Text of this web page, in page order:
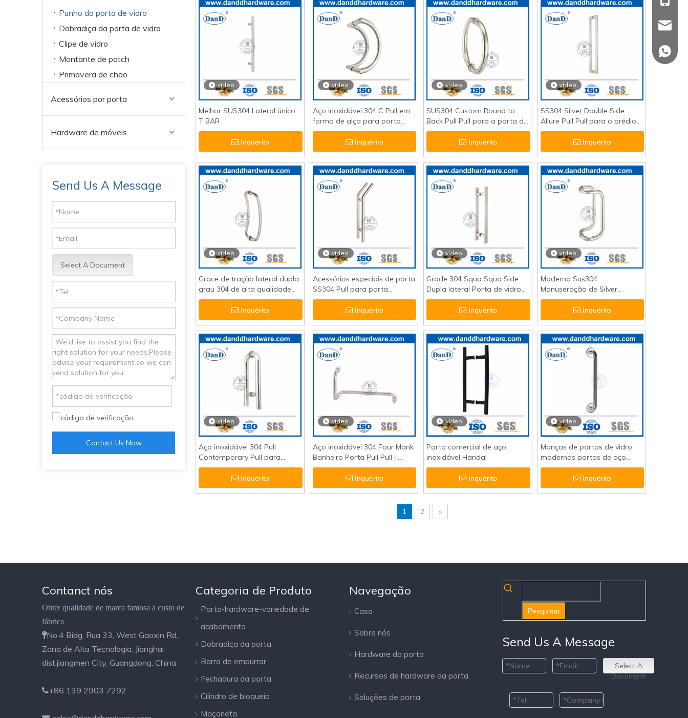
Punho da porta de vidro
Dobradiça da porta de vidro
Clipe de vidro
Montante de patch
Primavera de chão
Acessórios por porta
Hardware de móveis
Send Us A Message
Select A Document
Contact Us Now
vídeo
Melhor SUS304 Lateral único
T BAR
Inquérito
vídeo
Aço inoxidável 304 C Pull em
forma de alça para porta
comercial-DDPH003
Inquérito
vídeo
SUS304 Custom Round to
Back Pull Pull para a porta de
vidro DDPH008
Inquérito
vídeo
SS304 Silver Double Side
Allure Pull Pull para o prédio
de escritórios DDPH015
Inquérito
vídeo
Grace de tração lateral dupla
grau 304 de alta qualidade
para porta de metal-
Inquérito
vídeo
Acessórios especiais de porta
SS304 Pull para porta
composta de porta-ddph009
Inquérito
vídeo
Grade 304 Squa Squa Side
Dupla lateral Porta de vidro
Pull Handle-DDPH016
Inquérito
vídeo
Moderna Sus304
Manuseração de Silver
Cranked para porta
decorativa de vidro-ddph005
Inquérito
vídeo
Aço inoxidável 304 Pull
Contemporary Pull para
Super Market-DDPH010
Inquérito
vídeo
Aço inoxidável 304 Four Mank
Banheiro Porta Pull Pull –
DDPH018
Inquérito
vídeo
Porta comercial de aço
inoxidável Handal
Inquérito
vídeo
Manças de portas de vidro
modernas portas de aço
inoxidável lidado com puxão
deslizante DDPH019
Inquérito
1 2 »
Contanct nós
Obter qualidade de marca famosa a custo de
fábrica
No.4 Bidg, Rua 33, West Gaoxin Rd,
Zona de Alta Tecnologia, Jianghai
dist.jiangmen City, Guangdong, China
+86 139 2903 7292
Categoria de Produto
Porta-hardware-variedade de
acabamento
Dobradiça da porta
Barra de empurrar
Fechadura da porta
Cilindro de bloqueio
Maçaneta
Navegação
Casa
Sobre nós
Hardware da porta
Recursos de hardware da porta.
Soluções de porta
Pesquisar
Send Us A Message
Select A
Document
+86